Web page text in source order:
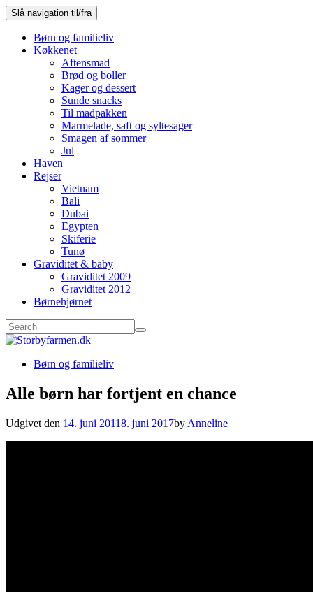
Slå navigation til/fra
Børn og familieliv
Køkkenet
Aftensmad
Brød og boller
Kager og dessert
Sunde snacks
Til madpakken
Marmelade, saft og syltesager
Smagen af sommer
Jul
Haven
Rejser
Vietnam
Bali
Dubai
Egypten
Skiferie
Tunø
Graviditet & baby
Graviditet 2009
Graviditet 2012
Børnehjørnet
Børn og familieliv
Alle børn har fortjent en chance
Udgivet den 14. juni 20118. juni 2017by Anneline